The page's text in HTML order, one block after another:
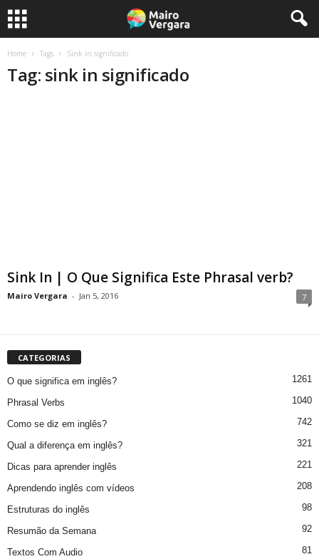
Home Tags Sink in significado
Tag: sink in significado
Sink In | O Que Significa Este Phrasal verb?
Mairo Vergara - Jan 5, 2016 7
CATEGORIAS
O que significa em inglês? 1261
Phrasal Verbs 1040
Como se diz em inglês? 742
Qual a diferença em inglês? 321
Dicas para aprender inglês 221
Aprendendo inglês com vídeos 208
Estruturas do inglês 98
Resumão da Semana 92
Textos Com Audio 81